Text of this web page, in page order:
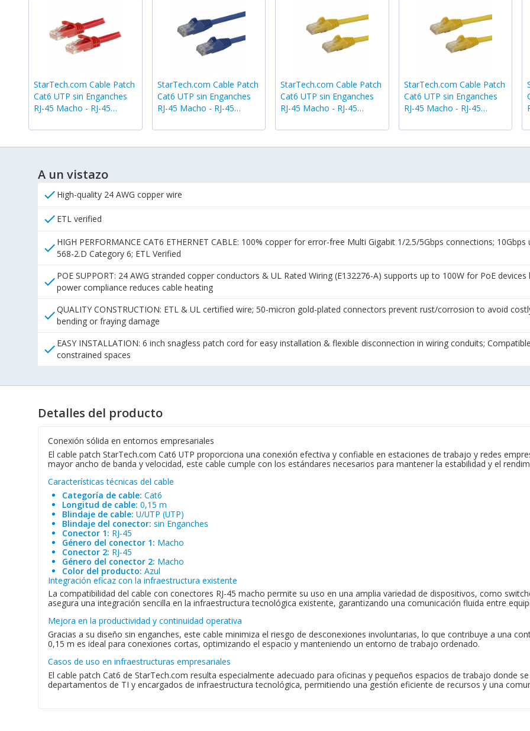
StarTech.com Cable Patch
Cat6 UTP sin Enganches
RJ-45 Macho - RJ-45
StarTech.com Cable Patch
Cat6 UTP sin Enganches
RJ-45 Macho - RJ-45
StarTech.com Cable Patch
Cat6 UTP sin Enganches
RJ-45 Macho - RJ-45
StarTech.com Cable Patch
Cat6 UTP sin Enganches
RJ-45 Macho - RJ-45
A un vistazo
check High-quality 24 AWG copper wire
check ETL verified
check HIGH PERFORMANCE CAT6 ETHERNET CABLE: 100% copper for error-free Multi Gigabit 1/2.5/5Gbps connections;
568-2.D Category 6; ETL Verified
check POE SUPPORT: 24 AWG stranded copper conductors & UL Rated Wiring (E132276-A) supports up to 100W for PoE
power compliance reduces cable heating
checkQUALITY CONSTRUCTION: ETL & UL certified wire; 50-micron gold-plated connectors prevent rust/corrosion to avoid
bending or fraying damage
check EASY INSTALLATION: 6 inch snagless patch cord for easy installation & flexible disconnection in wiring conduits;
constrained spaces
Detalles del producto
Conexión sólida en entornos empresariales
El cable patch StarTech.com Cat6 UTP proporciona una conexión efectiva y confiable en estaciones de trabajo y redes
mayor ancho de banda y velocidad, este cable cumple con los estándares necesarios para mantener la estabilidad y el
Características técnicas del cable
Categoría de cable: Cat6
Longitud de cable: 0,15 m
Blindaje de cable: U/UTP (UTP)
Blindaje del conector: sin Enganches
Conector 1: RJ-45
Género del conector 1: Macho
Conector 2: RJ-45
Género del conector 2: Macho
Color del producto: Azul
Integración eficaz con la infraestructura existente
La compatibilidad del cable con conectores RJ-45 macho permite su uso en una amplia variedad de dispositivos, como
asegura una integración sencilla en la infraestructura tecnológica existente, garantizando una comunicación fluida entre
Mejora en la productividad y continuidad operativa
Gracias a su diseño sin enganches, este cable minimiza el riesgo de desconexiones involuntarias, lo que contribuye a una
0,15 m es ideal para conexiones cortas, optimizando el espacio y manteniendo un entorno de trabajo ordenado.
Casos de uso en infraestructuras empresariales
El cable patch Cat6 de StarTech.com resulta especialmente adecuado para oficinas y pequeños espacios de trabajo donde
departamentos de TI y encargados de infraestructura tecnológica, permitiendo una gestión eficiente de recursos y una